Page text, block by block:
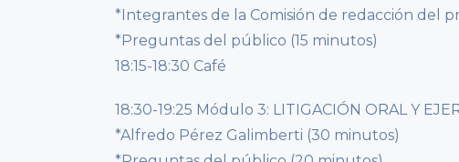
*Integrantes de la Comisión de redacción del
*Preguntas del público (15 minutos)
18:15-18:30 Café
18:30-19:25 Módulo 3: LITIGACIÓN ORAL Y
*Alfredo Pérez Galimberti (30 minutos)